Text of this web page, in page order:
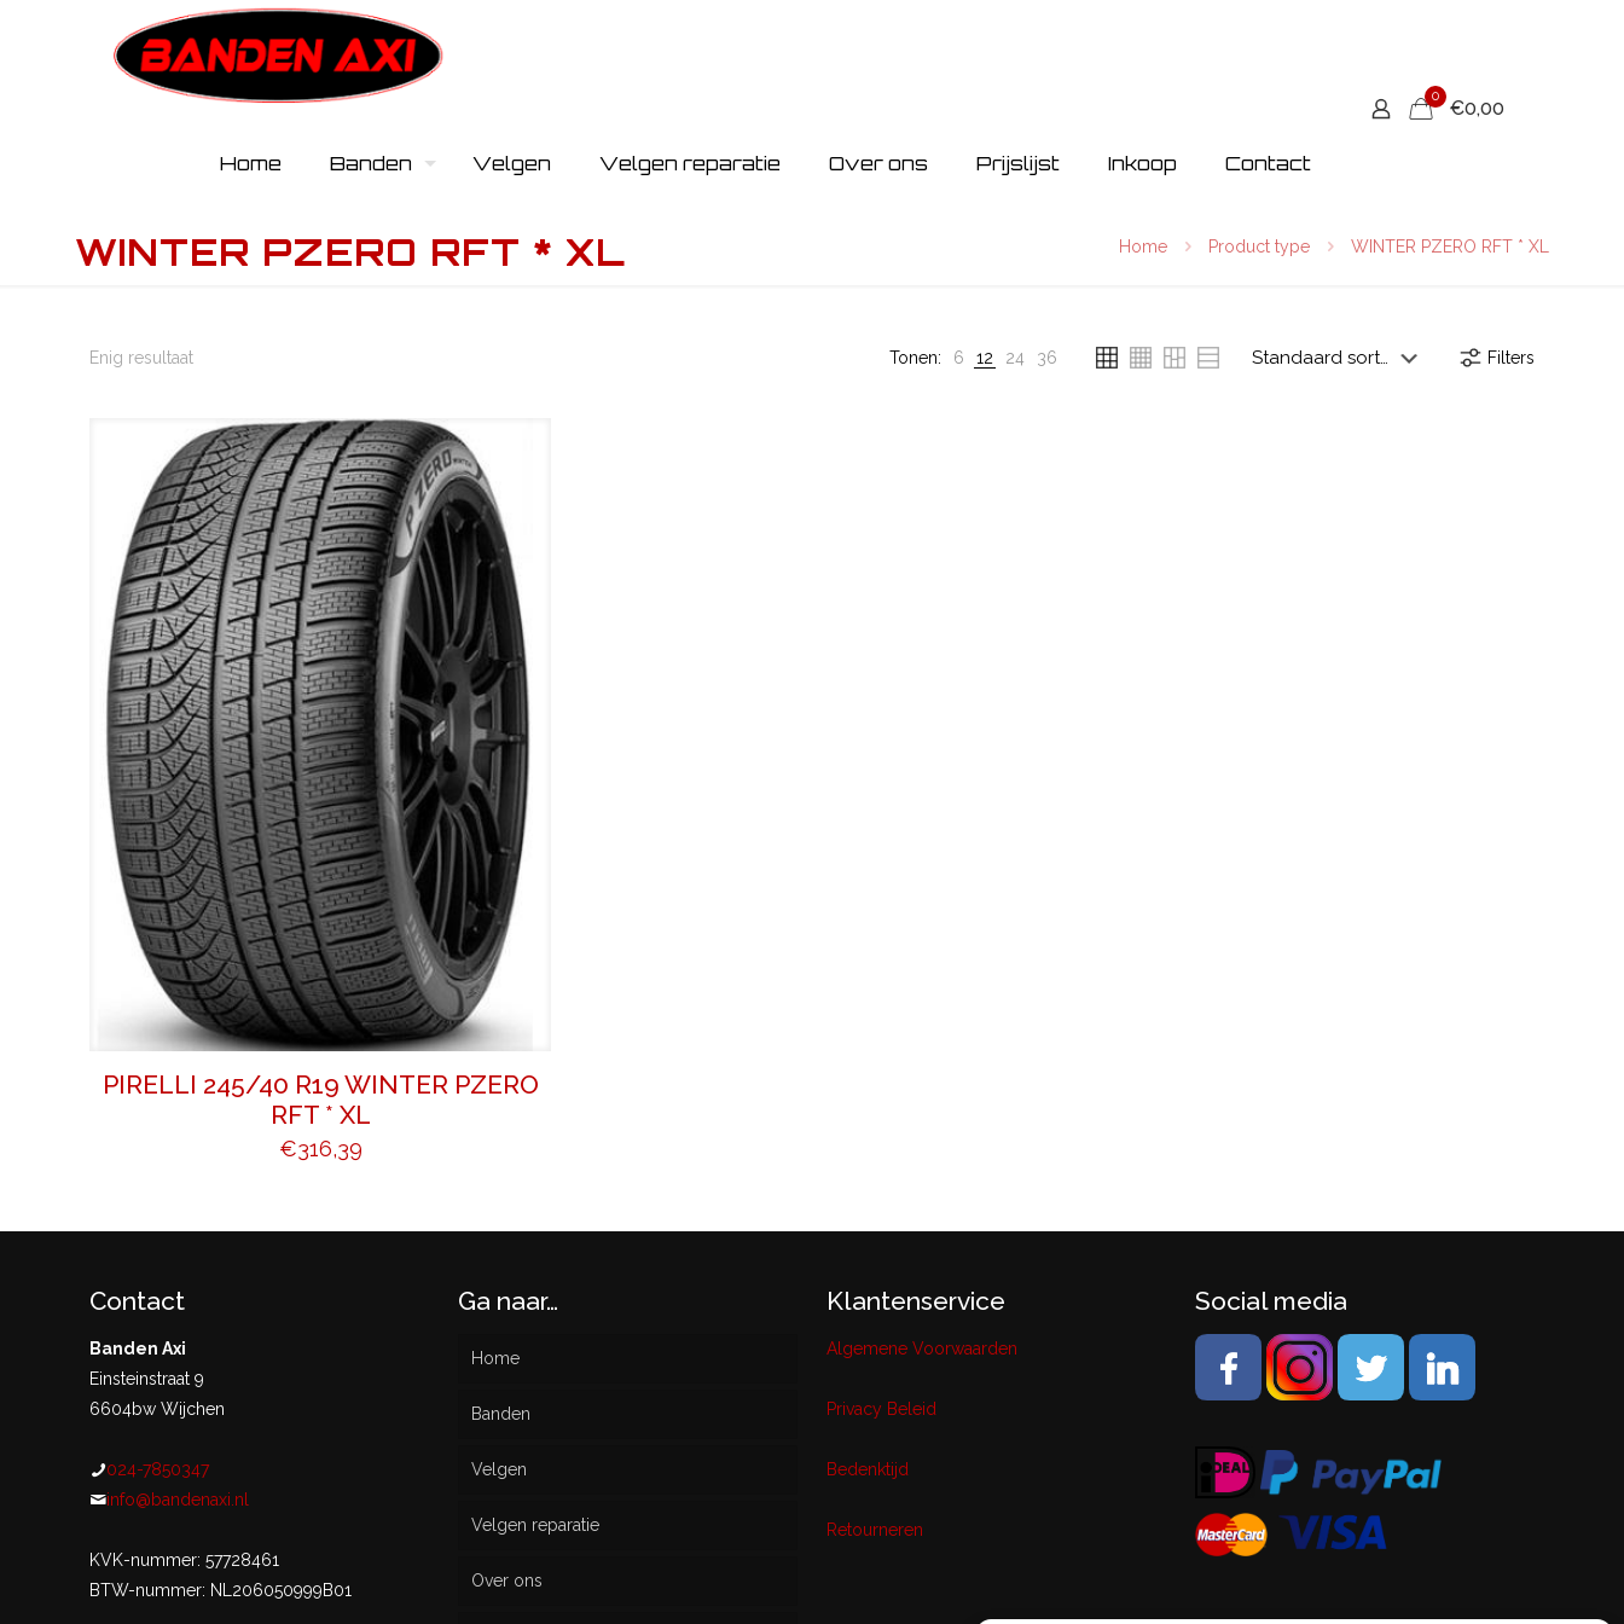
Home Banden Velgen Velgen reparatie Over ons Prijslijst Inkoop Contact
0
€0,00
WINTER PZERO RFT * XL Home Product type WINTER PZERO RFT * XL
Enig resultaat Tonen: 6 12 24 36 Filters
PIRELLI 245/40 R19 WINTER PZERO
RFT * XL
€316,39
Contact
Banden Axi
Einsteinstraat 9
6604bw Wijchen
024-7850347
info@bandenaxi.nl
KVK-nummer: 57728461
BTW-nummer: NL206050999B01
Ga naar…
Home
Banden
Nieuw
Gebruikt
Velgen
Velgen reparatie
Over ons
Klantenservice
Algemene Voorwaarden
Privacy Beleid
Bedenktijd
Retourneren
Social media